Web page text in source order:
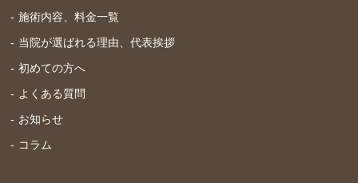
施術内容、料金一覧
当院が選ばれる理由、代表挨拶
初めての方へ
よくある質問
お知らせ
コラム